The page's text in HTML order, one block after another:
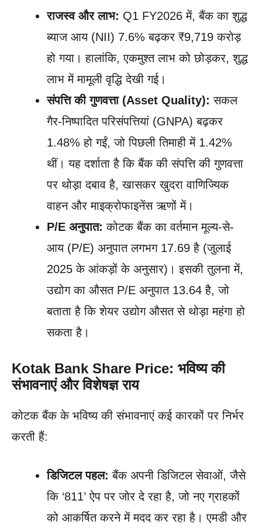
राजस्व और लाभ: Q1 FY2026 में, बैंक का शुद्ध
ब्याज आय (NII) 7.6% बढ़कर ₹9,719 करोड़
हो गया। हालांकि, एकमुश्त लाभ को छोड़कर, शुद्ध
लाभ में मामूली वृद्धि देखी गई।
संपत्ति की गुणवत्ता (Asset Quality): सकल
गैर-निष्पादित परिसंपत्तियां (GNPA) बढ़कर
1.48% हो गईं, जो पिछली तिमाही में 1.42%
थीं। यह दर्शाता है कि बैंक की संपत्ति की गुणवत्ता
पर थोड़ा दबाव है, खासकर खुदरा वाणिज्यिक
वाहन और माइक्रोफाइनेंस ऋणों में।
P/E अनुपात: कोटक बैंक का वर्तमान मूल्य-से-
आय (P/E) अनुपात लगभग 17.69 है (जुलाई
2025 के आंकड़ों के अनुसार)। इसकी तुलना में,
उद्योग का औसत P/E अनुपात 13.64 है, जो
बताता है कि शेयर उद्योग औसत से थोड़ा महंगा हो
सकता है।
Kotak Bank Share Price: भविष्य की
संभावनाएं और विशेषज्ञ राय
कोटक बैंक के भविष्य की संभावनाएं कई कारकों पर निर्भर
करती हैं:
डिजिटल पहल: बैंक अपनी डिजिटल सेवाओं, जैसे
कि ‘811’ ऐप पर जोर दे रहा है, जो नए ग्राहकों
को आकर्षित करने में मदद कर रहा है। एमडी और